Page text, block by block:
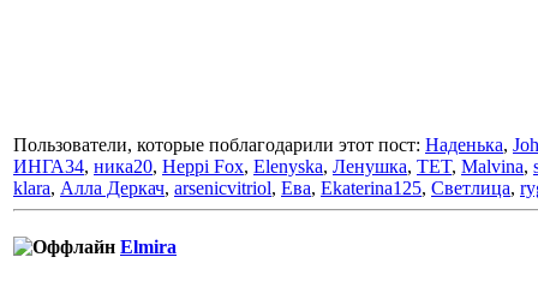
Пользователи, которые поблагодарили этот пост: Наденька,
ИНГА34, ника20, Heppi Fox, Elenyska, Ленушка, TET, Malvina,
klara, Алла Деркач, arsenicvitriol, Ева, Ekaterina125, Светлица,
Elmira